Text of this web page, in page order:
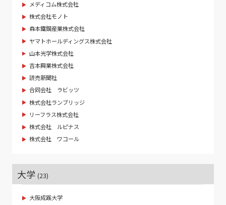
メディコム株式会社
株式会社モノト
森本鐵鋼産業株式会社
ヤマトホールディングス株式会社
山本光学株式会社
吉本興業株式会社
読売新聞社
合同会社 ラビッツ
株式会社ランブリッジ
リーフラス株式会社
株式会社 ルピナス
株式会社 ワコール
大学 (23)
大阪成蹊大学